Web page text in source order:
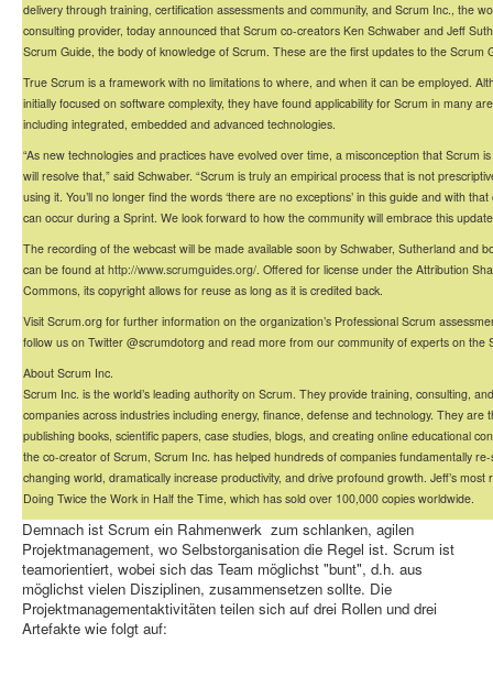
delivery through training, certification assessments and community, and Scrum Inc., the
consulting provider, today announced that Scrum co-creators Ken Schwaber and Jeff
Scrum Guide, the body of knowledge of Scrum. These are the first updates to the Scrum
True Scrum is a framework with no limitations to where, and when it can be employed.
initially focused on software complexity, they have found applicability for Scrum in many
including integrated, embedded and advanced technologies.
“As new technologies and practices have evolved over time, a misconception that Scrum
will resolve that,” said Schwaber. “Scrum is truly an empirical process that is not
using it. You’ll no longer find the words ‘there are no exceptions’ in this guide and with
can occur during a Sprint. We look forward to how the community will embrace this
The recording of the webcast will be made available soon by Schwaber, Sutherland and
can be found at http://www.scrumguides.org/. Offered for license under the Attribution
Commons, its copyright allows for reuse as long as it is credited back.
Visit Scrum.org for further information on the organization’s Professional Scrum
follow us on Twitter @scrumdotorg and read more from our community of experts on the
About Scrum Inc.
Scrum Inc. is the world’s leading authority on Scrum. They provide training, consulting,
companies across industries including energy, finance, defense and technology. They are
publishing books, scientific papers, case studies, blogs, and creating online educational
the co-creator of Scrum, Scrum Inc. has helped hundreds of companies fundamentally
changing world, dramatically increase productivity, and drive profound growth. Jeff’s
Doing Twice the Work in Half the Time, which has sold over 100,000 copies worldwide.
Demnach ist Scrum ein Rahmenwerk zum schlanken, agilen
Projektmanagement, wo Selbstorganisation die Regel ist. Scrum ist
teamorientiert, wobei sich das Team möglichst "bunt", d.h. aus
möglichst vielen Disziplinen, zusammensetzen sollte. Die
Projektmanagementaktivitäten teilen sich auf drei Rollen und drei
Artefakte wie folgt auf: